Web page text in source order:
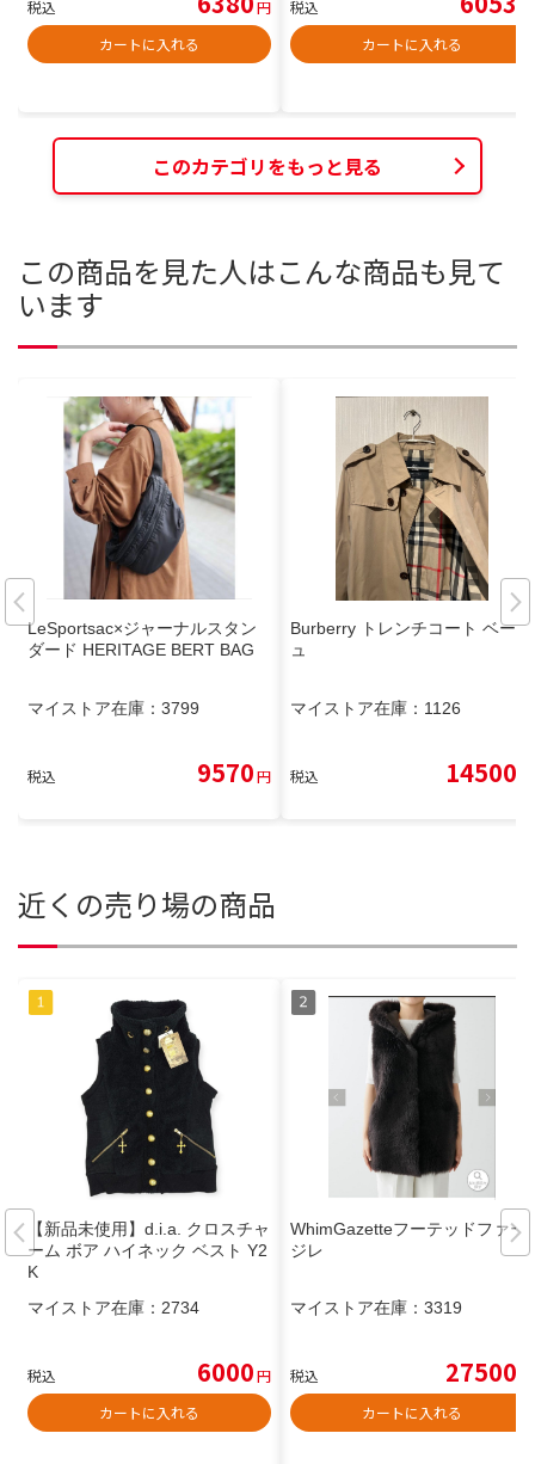
税込
円
カートに入れる
税込
カートに入れる
このカテゴリをもっと見る
この商品を見た人はこんな商品も見て
います
LeSportsac×ジャーナルスタン
ダード HERITAGE BERT BAG
マイストア在庫： 3799
税込 9570円
Burberry トレンチコート ベージ
ュ
マイストア在庫： 1126
税込 14500
近くの売り場の商品
【新品未使用】d.i.a. クロスチャ
ーム ボア ハイネック ベスト Y2
K
マイストア在庫： 2734
税込 6000円
カートに入れる
WhimGazetteフーテッドファー
ジレ
マイストア在庫： 3319
税込 27500
カートに入れる